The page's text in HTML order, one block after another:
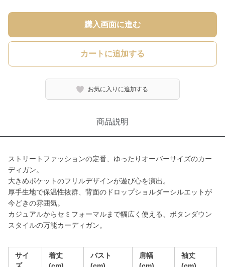
購入画面に進む
カートに追加する
お気に入りに追加する
商品説明
ストリートファッションの定番、ゆったりオーバーサイズのカー
ディガン。
大きめポケットのフリルデザインが遊び心を演出。
厚手生地で保温性抜群、背面のドロップショルダーシルエットが
今どきの雰囲気。
カジュアルからセミフォーマルまで幅広く使える、ボタンダウン
スタイルの万能カーディガン。
サイ
着丈
バスト
肩幅
袖丈